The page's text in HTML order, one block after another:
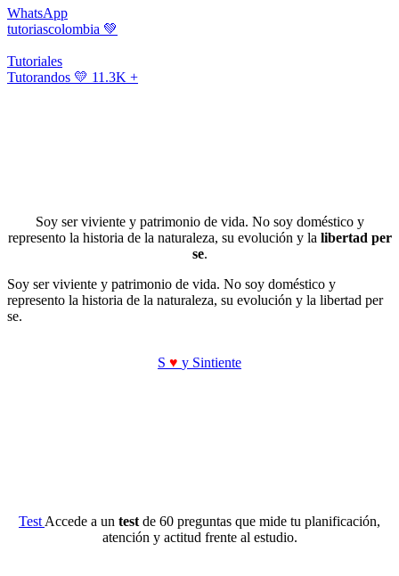
WhatsApp
tutoriascolombia 💚
Tutoriales
Tutorandos 💛 11.3K +
Soy ser viviente y patrimonio de vida. No soy doméstico y
represento la historia de la naturaleza, su evolución y la libertad per
se.
Soy ser viviente y patrimonio de vida. No soy doméstico y
represento la historia de la naturaleza, su evolución y la libertad per
se.
S ♥ y Sintiente
Test Accede a un test de 60 preguntas que mide tu planificación,
atención y actitud frente al estudio.